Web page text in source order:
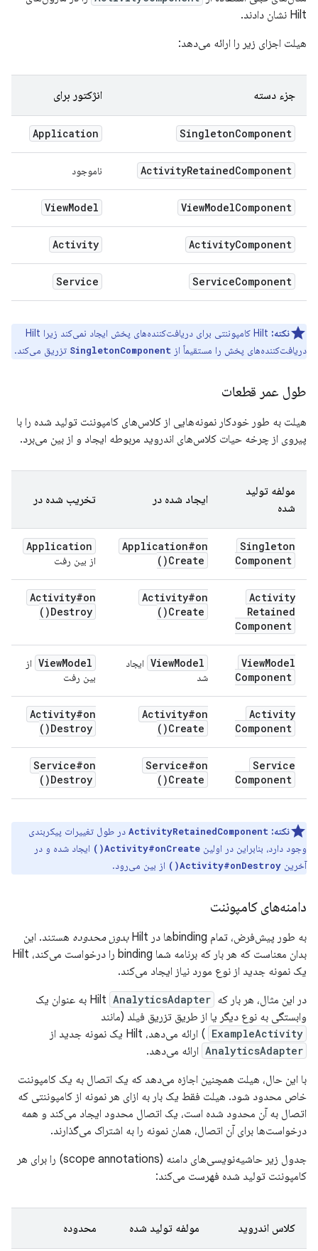
Hilt نشان دادند.
هیلت اجزای زیر را ارائه می‌دهد:
جزء دسته انژکتور برای
SingletonComponent
Application
ActivityRetainedComponent ناموجود
ViewModelComponent
ViewModel
ActivityComponent
Activity
ServiceComponent
Service
نکته:
Hilt کامپوننتی برای دریافت‌کننده‌های پخش ایجاد نمی‌کند زیرا Hilt
دریافت‌کننده‌های پخش را مستقیماً از SingletonComponent تزریق می‌کند.
طول عمر قطعات
هیلت به طور خودکار نمونه‌هایی از کلاس‌های کامپوننت تولید شده را با
پیروی از چرخه حیات کلاس‌های اندروید مربوطه ایجاد و از بین می‌برد.
مولفه تولید
شده
ایجاد شده در تخریب شده در
Singleton
Component
Application#on
Create(
)
Application
از بین رفت
Activity
Retained
Component
Activity#on
Create(
)
Activity#on
Destroy(
)
ViewModel
Component
ViewModel
ایجاد
شد
ViewModel
از
بین رفت
Activity
Component
Activity#on
Create(
)
Activity#on
Destroy(
)
Service
Component
Service#on
Create(
)
Service#on
Destroy(
)
نکته: ActivityRetainedComponent در طول تغییرات پیکربندی
وجود دارد، بنابراین در اولین Activity#onCreate()
ایجاد شده و در
آخرین Activity#onDestroy() از بین می‌رود.
دامنه‌های کامپوننت
به طور پیش‌فرض، تمام bindingها در Hilt بدون محدوده هستند. این
بدان معناست که هر بار که برنامه شما binding را درخواست می‌کند، Hilt
یک نمونه جدید از نوع مورد نیاز ایجاد می‌کند.
در این مثال، هر بار که Hilt AnalyticsAdapter
به عنوان یک
وابستگی به نوع دیگر یا از طریق تزریق فیلد (مانند
ExampleActivity ) ارائه می‌دهد، Hilt یک نمونه جدید از
AnalyticsAdapter ارائه می‌دهد.
با این حال، هیلت همچنین اجازه می‌دهد که یک اتصال به یک کامپوننت
خاص محدود شود. هیلت فقط یک بار به ازای هر نمونه از کامپوننتی که
اتصال به آن محدود شده است، یک اتصال محدود ایجاد می‌کند و همه
درخواست‌ها برای آن اتصال، همان نمونه را به اشتراک می‌گذارند.
جدول زیر حاشیه‌نویسی‌های دامنه (scope annotations) را برای هر
کامپوننت تولید شده فهرست می‌کند:
کلاس اندروید مولفه تولید شده محدوده